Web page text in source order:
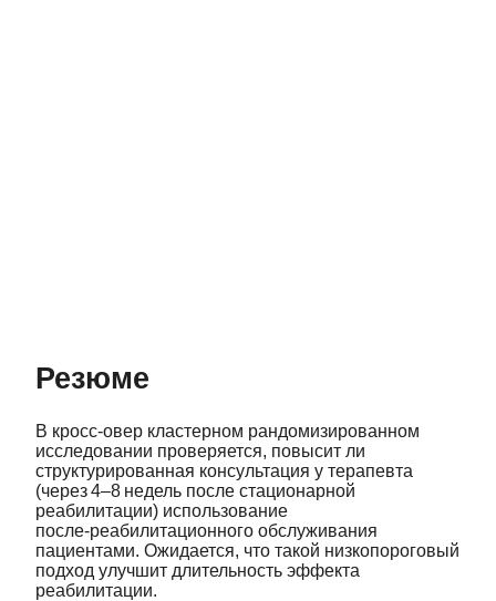
Резюме
В кросс‑овер кластерном рандомизированном
исследовании проверяется, повысит ли
структурированная консультация у терапевта
(через 4–8 недель после стационарной
реабилитации) использование
после‑реабилитационного обслуживания
пациентами. Ожидается, что такой низкопороговый
подход улучшит длительность эффекта
реабилитации.